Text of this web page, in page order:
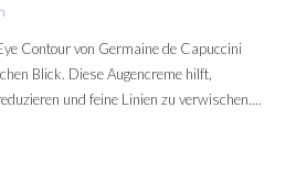
Contour von Germaine de Capuccini
Blick. Diese Augencreme hilft,
und feine Linien zu verwischen....